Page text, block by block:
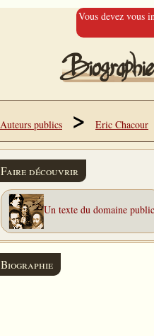
Vous devez vous
Auteurs publics > Eric Chacour
Faire découvrir
Un texte du domaine public
Biographie